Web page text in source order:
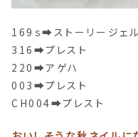
169ｓ➡ストーリージェル
316➡プレスト
220➡アゲハ
003➡プレスト
CH004➡プレスト